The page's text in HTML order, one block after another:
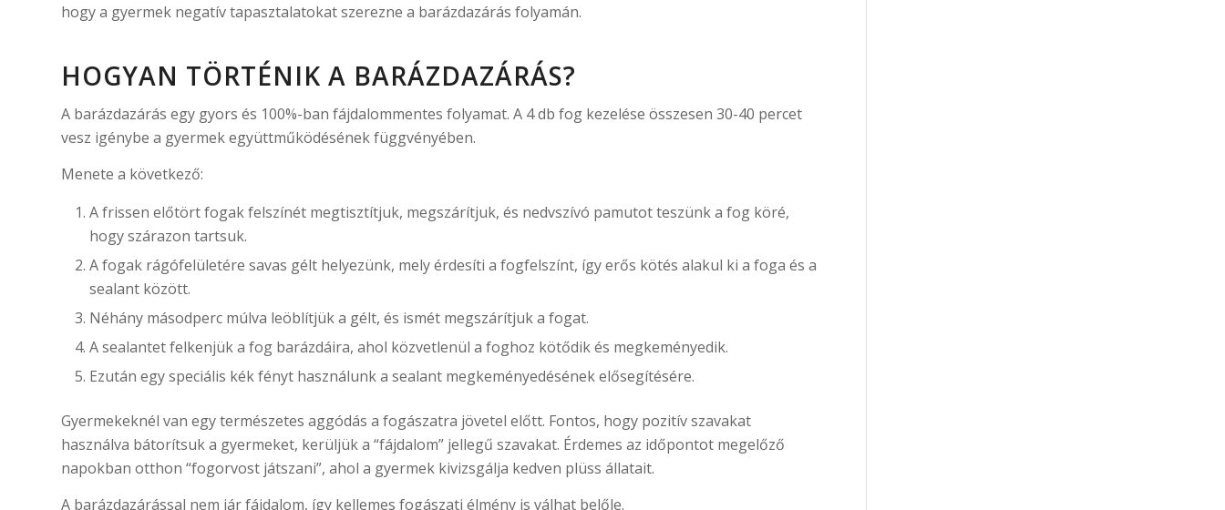
hogy a gyermek negatív tapasztalatokat szerezne a barázdazárás folyamán.
HOGYAN TÖRTÉNIK A BARÁZDAZÁRÁS?
A barázdazárás egy gyors és 100%-ban fájdalommentes folyamat. A 4 db fog kezelése összesen 30-40 percet
vesz igénybe a gyermek együttműködésének függvényében.
Menete a következő:
A frissen előtört fogak felszínét megtisztítjuk, megszárítjuk, és nedvszívó pamutot teszünk a fog köré,
hogy szárazon tartsuk.
A fogak rágófelületére savas gélt helyezünk, mely érdesíti a fogfelszínt, így erős kötés alakul ki a foga és a
sealant között.
Néhány másodperc múlva leöblítjük a gélt, és ismét megszárítjuk a fogat.
A sealantet felkenjük a fog barázdáira, ahol közvetlenül a foghoz kötődik és megkeményedik.
Ezután egy speciális kék fényt használunk a sealant megkeményedésének elősegítésére.
Gyermekeknél van egy természetes aggódás a fogászatra jövetel előtt. Fontos, hogy pozitív szavakat
használva bátorítsuk a gyermeket, kerüljük a “fájdalom” jellegű szavakat. Érdemes az időpontot megelőző
napokban otthon “fogorvost játszani”, ahol a gyermek kivizsgálja kedven plüss állatait.
A barázdazárással nem jár fájdalom, így kellemes fogászati élmény is válhat belőle.